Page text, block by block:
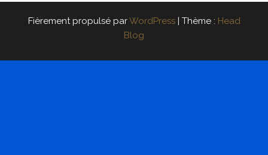
Fièrement propulsé parWordPress | Thème : Head
Blog